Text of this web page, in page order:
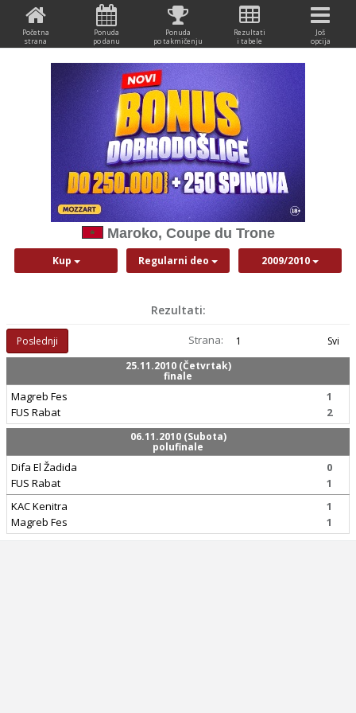
Početna
strana
Ponuda
po danu
Ponuda
po takmičenju
Rezultati
i tabele
Još
opcija
Maroko, Coupe du Trone
Kup Regularni deo 2009/2010
Rezultati:
Poslednji Strana: 1
Svi
25.11.2010 (Četvrtak)
finale
Magreb Fes
FUS Rabat
1
2
06.11.2010 (Subota)
polufinale
Difa El Žadida
FUS Rabat
0
1
KAC Kenitra
Magreb Fes
1
1